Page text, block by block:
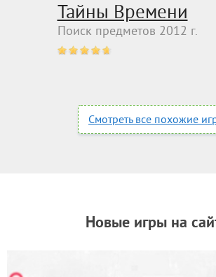
Тайны Времени
Поиск предметов 2012 г.
Смотреть все похожие
Новые игры на